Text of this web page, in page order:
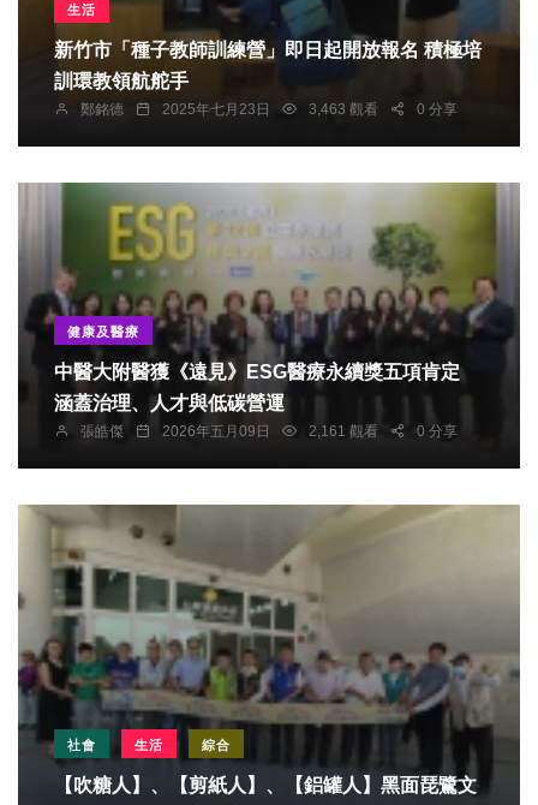
生活
新竹市「種子教師訓練營」即日起開放報名 積極培
訓環教領航舵手
鄭銘德 2025年七月23日 3,463 觀看 0 分享
健康及醫療
中醫大附醫獲《遠見》ESG醫療永續獎五項肯定
涵蓋治理、人才與低碳營運
張皓傑 2026年五月09日 2,161 觀看 0 分享
社會 生活 綜合
【吹糖人】、【剪紙人】、【鋁罐人】黑面琵鷺文